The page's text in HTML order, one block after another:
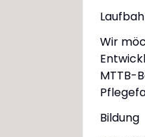
​​Wir
MTTB-
Bildung